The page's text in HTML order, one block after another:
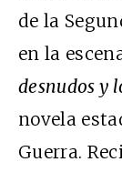
de la
en la
desnudos y
novela
Guerra.